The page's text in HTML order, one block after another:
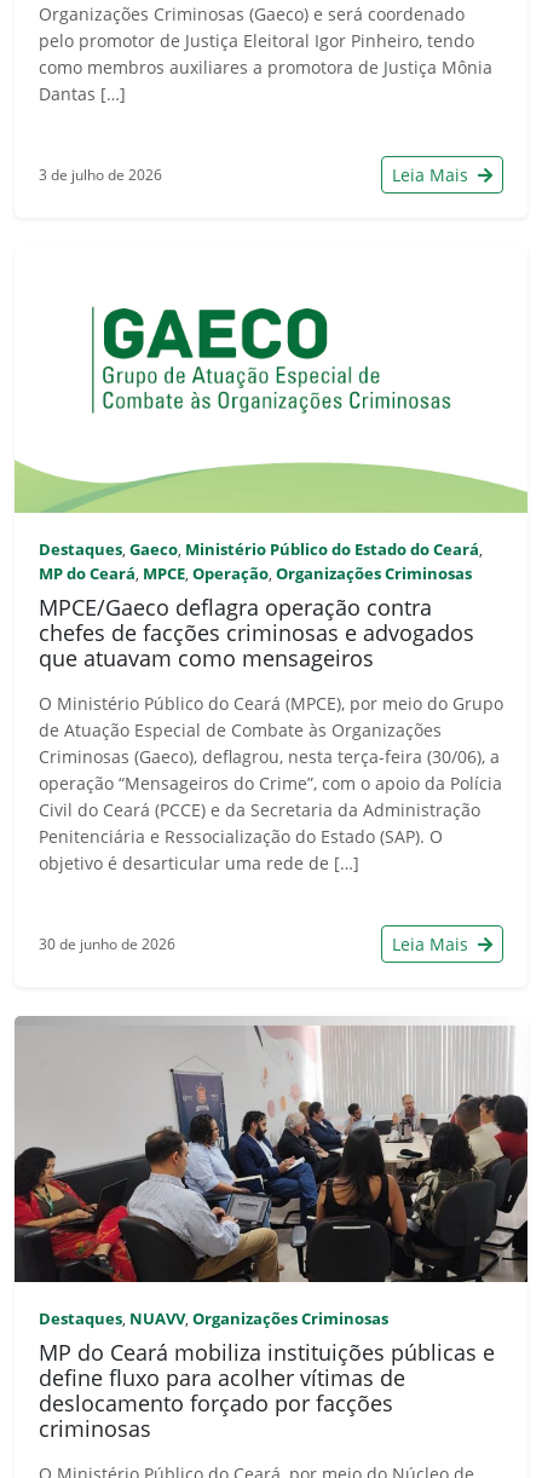
Organizações Criminosas (Gaeco) e será coordenado
pelo promotor de Justiça Eleitoral Igor Pinheiro, tendo
como membros auxiliares a promotora de Justiça Mônia
Dantas […]
3 de julho de 2026 Leia Mais
Destaques, Gaeco, Ministério Público do Estado do Ceará,
MP do Ceará, MPCE, Operação, Organizações Criminosas
MPCE/Gaeco deflagra operação contra
chefes de facções criminosas e advogados
que atuavam como mensageiros
O Ministério Público do Ceará (MPCE), por meio do Grupo
de Atuação Especial de Combate às Organizações
Criminosas (Gaeco), deflagrou, nesta terça-feira (30/06), a
operação “Mensageiros do Crime”, com o apoio da Polícia
Civil do Ceará (PCCE) e da Secretaria da Administração
Penitenciária e Ressocialização do Estado (SAP). O
objetivo é desarticular uma rede de […]
30 de junho de 2026 Leia Mais
Destaques, NUAVV, Organizações Criminosas
MP do Ceará mobiliza instituições públicas e
define fluxo para acolher vítimas de
deslocamento forçado por facções
criminosas